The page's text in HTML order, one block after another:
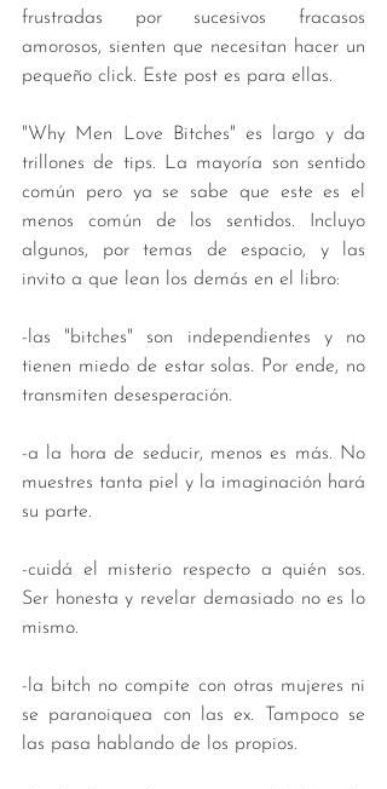
frustradas por sucesivos fracasos
amorosos, sienten que necesitan hacer un
pequeño click. Este post es para ellas.
"Why Men Love Bitches" es largo y da
trillones de tips. La mayoría son sentido
común pero ya se sabe que este es el
menos común de los sentidos. Incluyo
algunos, por temas de espacio, y las
invito a que lean los demás en el libro:
-las "bitches" son independientes y no
tienen miedo de estar solas. Por ende, no
transmiten desesperación.
-a la hora de seducir, menos es más. No
muestres tanta piel y la imaginación hará
su parte.
-cuidá el misterio respecto a quién sos.
Ser honesta y revelar demasiado no es lo
mismo.
-la bitch no compite con otras mujeres ni
se paranoiquea con las ex. Tampoco se
las pasa hablando de los propios.